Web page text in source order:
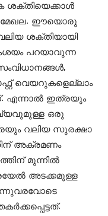
ശക്തിയെക്കാള്‍
മേഖല. ഈയൊരു
ശക്തിയായി
പറയാവുന്ന
വെയറുകളെല്ലാം
എന്നാല്‍ ഇത്രയും
ഒരു
വലിയ സുരക്ഷാ
അക്രമണം
മുന്നില്‍
അടക്കമുള്ള